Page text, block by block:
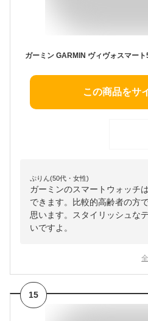
この商品をサ
ぷりん(50代・女性)
ガーミンのスマートウォッチ
できます。比較的高齢者の方
思います。スタイリッシュな
いですよ。
15